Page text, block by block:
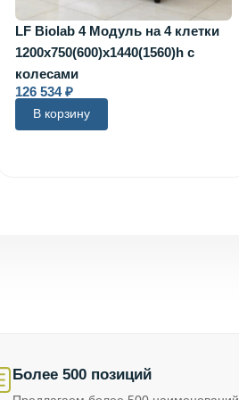
LF Biolab 4 Модуль на 4 клетки
1200х750(600)х1440(1560)h с
колесами
126 534₽
В корзину
Более 500 позиций